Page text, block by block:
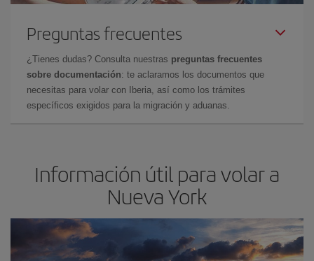
Preguntas frecuentes
¿Tienes dudas? Consulta nuestras preguntas frecuentes
sobre documentación: te aclaramos los documentos que
necesitas para volar con Iberia, así como los trámites
específicos exigidos para la migración y aduanas.
Información útil para volar a
Nueva York